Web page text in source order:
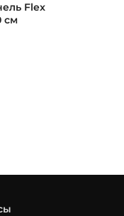
Flex
см